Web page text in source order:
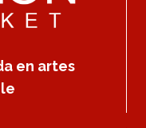
en artes